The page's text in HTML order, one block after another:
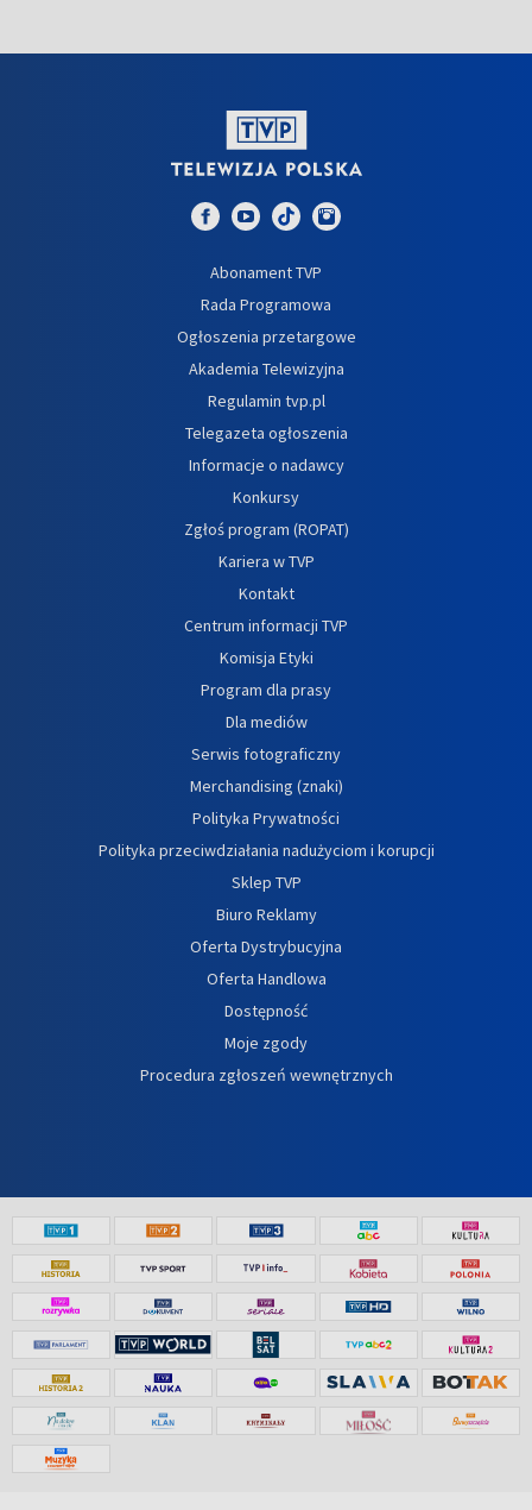
Abonament TVP
Rada Programowa
Ogłoszenia przetargowe
Akademia Telewizyjna
Regulamin tvp.pl
Telegazeta ogłoszenia
Informacje o nadawcy
Konkursy
Zgłoś program (ROPAT)
Kariera w TVP
Kontakt
Centrum informacji TVP
Komisja Etyki
Program dla prasy
Dla mediów
Serwis fotograficzny
Merchandising (znaki)
Polityka Prywatności
Polityka przeciwdziałania nadużyciom i korupcji
Sklep TVP
Biuro Reklamy
Oferta Dystrybucyjna
Oferta Handlowa
Dostępność
Moje zgody
Procedura zgłoszeń wewnętrznych